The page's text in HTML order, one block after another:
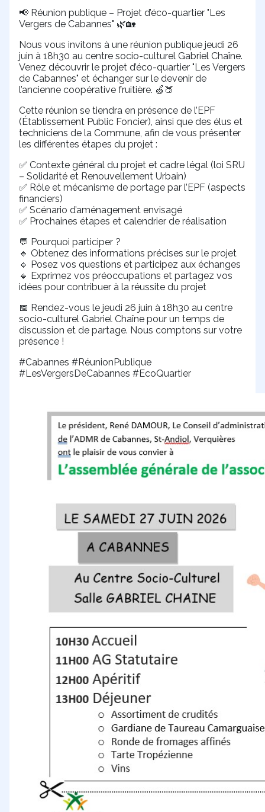
📢 Réunion publique – Projet d’éco-quartier "Les
Vergers de Cabannes" 🌿🏡
Nous vous invitons à une réunion publique jeudi 26
juin à 18h30 au centre socio-culturel Gabriel Chaîne.
Venez découvrir le projet d’éco-quartier "Les Vergers
de Cabannes" et échanger sur le devenir de
l’ancienne coopérative fruitière. 🍏🍑
Cette réunion se tiendra en présence de l’EPF
(Établissement Public Foncier), ainsi que des élus et
techniciens de la Commune, afin de vous présenter
les différentes étapes du projet :
✅ Contexte général du projet et cadre légal (loi SRU
– Solidarité et Renouvellement Urbain)
✅ Rôle et mécanisme de portage par l’ EPF (aspects
financiers)
✅ Scénario d’aménagement envisagé
✅ Prochaines étapes et calendrier de réalisation
💬 Pourquoi participer ?
🔹 Obtenez des informations précises sur le projet
🔹 Posez vos questions et participez aux échanges
🔹
Exprimez vos préoccupations et partagez vos
idées pour contribuer à la réussite du projet
📅 Rendez-vous le jeudi 26 juin à 18h30 au centre
socio-culturel Gabriel Chaîne pour un temps de
discussion et de partage. Nous comptons sur votre
présence !
#Cabannes #RéunionPublique
#LesVergersDeCabannes #EcoQuartier